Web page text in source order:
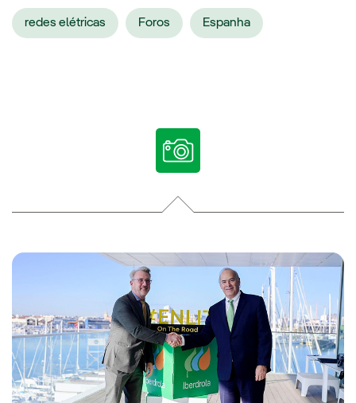
redes elétricas Foros Espanha